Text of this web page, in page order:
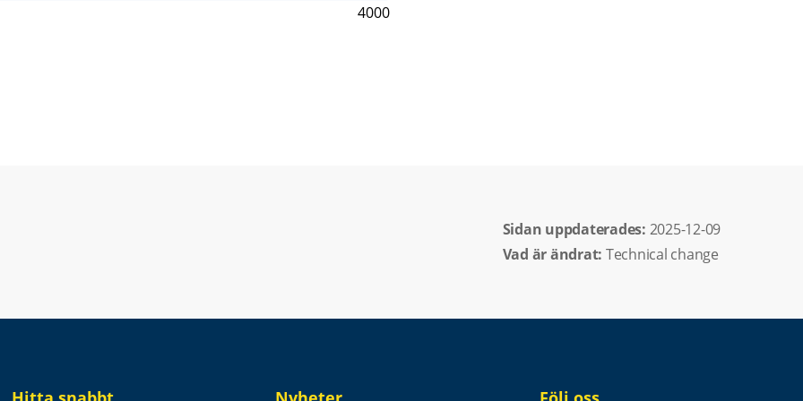
4000
Sidan uppdaterades: 2025-12-09
Vad är ändrat: Technical change